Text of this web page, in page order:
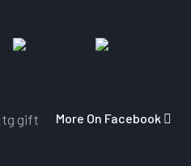
gift More On Facebook